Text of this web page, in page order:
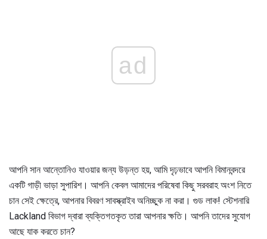
ad
আপনি সান আন্তোনিও যাওয়ার জন্য উড়ন্ত হয়, আমি দৃঢ়ভাবে আপনি বিমানবন্দরে
একটি গাড়ী ভাড়া সুপারিশ। আপনি কেবল আমাদের পরিষেবা কিছু সরবরাহ অংশ নিতে
চান সেই ক্ষেত্রে, আপনার বিবরণ সাবস্ক্রাইব অনিচ্ছুক না করা। গুড লাক! স্টেশনারি
Lackland বিভাগ দ্বারা ব্যক্তিগতকৃত তারা আপনার ক্ষতি। আপনি তাদের সুযোগ
আছে যাক করতে চান?